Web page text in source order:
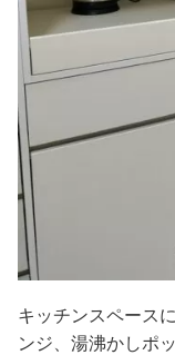
キッチンスペース
ンジ、湯沸かしポ